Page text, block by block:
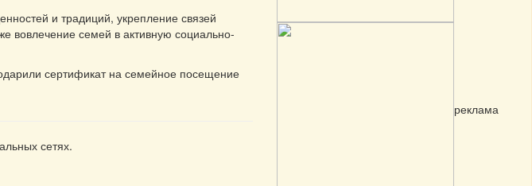
и традиций, укрепление связей
вовлечение семей в активную социально-
сертификат на семейное посещение
сетях.
реклама